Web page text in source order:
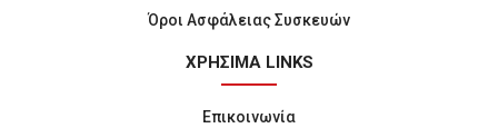
Όροι Ασφάλειας Συσκευών
ΧΡΗΣΙΜΑ LINKS
Επικοινωνία